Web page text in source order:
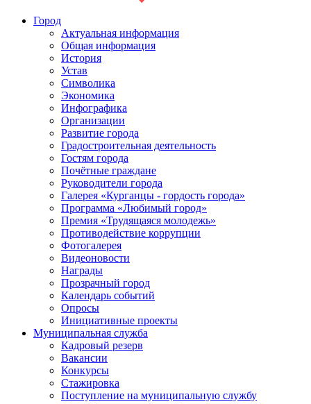
Город
Актуальная информация
Общая информация
История
Устав
Символика
Экономика
Инфографика
Организации
Развитие города
Градостроительная деятельность
Гостям города
Почётные граждане
Руководители города
Галерея «Курганцы - гордость города»
Программа «Любимый город»
Премия «Трудящаяся молодежь»
Противодействие коррупции
Фотогалерея
Видеоновости
Награды
Прозрачный город
Календарь событий
Опросы
Инициативные проекты
Муниципальная служба
Кадровый резерв
Вакансии
Конкурсы
Стажировка
Поступление на муниципальную службу